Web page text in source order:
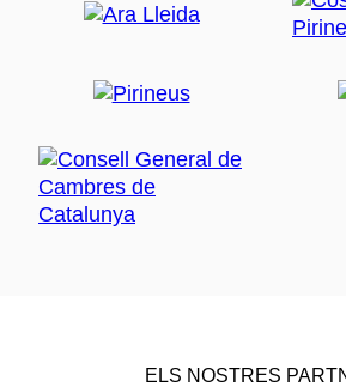
ELS NOSTRES